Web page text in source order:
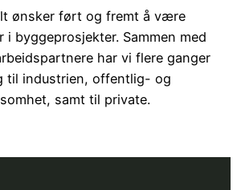
ønsker ført og fremt å være
i byggeprosjekter. Sammen med
har vi flere ganger
til industrien, offentlig- og
samt til private.